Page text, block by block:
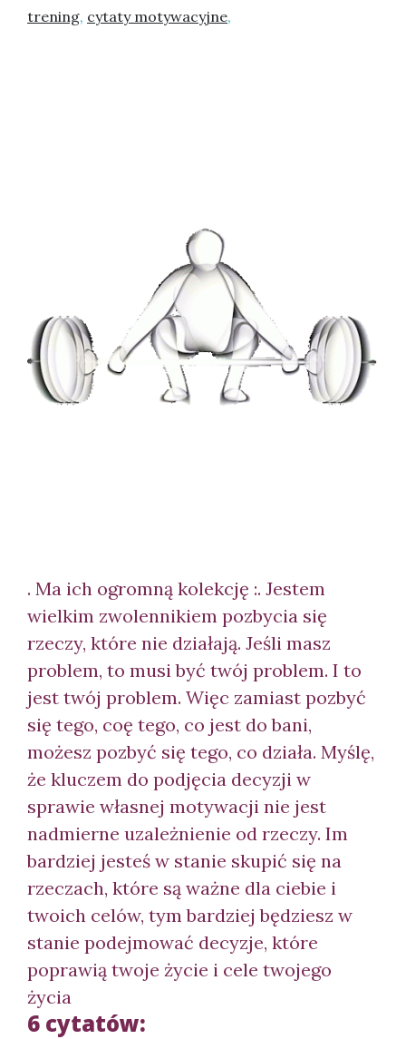
trening, cytaty motywacyjne,
. Ma ich ogromną kolekcję :. Jestem
wielkim zwolennikiem pozbycia się
rzeczy, które nie działają. Jeśli masz
problem, to musi być twój problem. I to
jest twój problem. Więc zamiast pozbyć
się tego, coę tego, co jest do bani,
możesz pozbyć się tego, co działa. Myślę,
że kluczem do podjęcia decyzji w
sprawie własnej motywacji nie jest
nadmierne uzależnienie od rzeczy. Im
bardziej jesteś w stanie skupić się na
rzeczach, które są ważne dla ciebie i
twoich celów, tym bardziej będziesz w
stanie podejmować decyzje, które
poprawią twoje życie i cele twojego
życia
6 cytatów: